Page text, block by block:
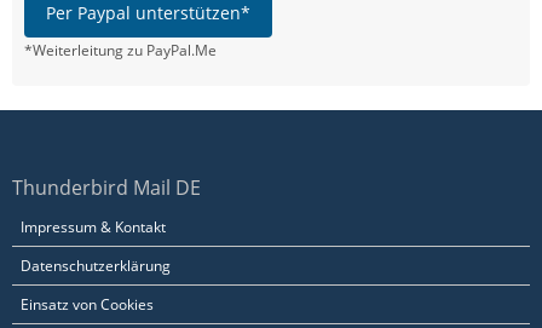
Per Paypal unterstützen*
*Weiterleitung zu PayPal.Me
Thunderbird Mail DE
Impressum & Kontakt
Datenschutzerklärung
Einsatz von Cookies